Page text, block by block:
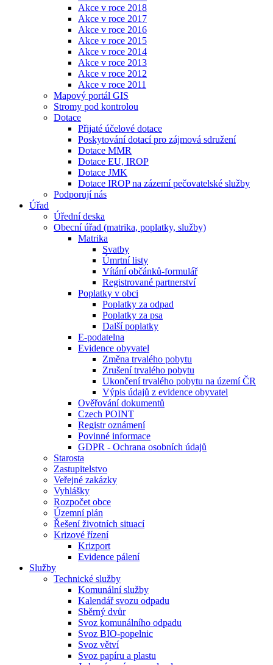
Akce v roce 2018
Akce v roce 2017
Akce v roce 2016
Akce v roce 2015
Akce v roce 2014
Akce v roce 2013
Akce v roce 2012
Akce v roce 2011
Mapový portál GIS
Stromy pod kontrolou
Dotace
Přijaté účelové dotace
Poskytování dotací pro zájmová sdružení
Dotace MMR
Dotace EU, IROP
Dotace JMK
Dotace IROP na zázemí pečovatelské služby
Podporují nás
Úřad
Úřední deska
Obecní úřad (matrika, poplatky, služby)
Matrika
Svatby
Úmrtní listy
Vítání občánků-formulář
Registrované partnerství
Poplatky v obci
Poplatky za odpad
Poplatky za psa
Další poplatky
E-podatelna
Evidence obyvatel
Změna trvalého pobytu
Zrušení trvalého pobytu
Ukončení trvalého pobytu na území ČR
Výpis údajů z evidence obyvatel
Ověřování dokumentů
Czech POINT
Registr oznámení
Povinné informace
GDPR - Ochrana osobních údajů
Starosta
Zastupitelstvo
Veřejné zakázky
Vyhlášky
Rozpočet obce
Územní plán
Řešení životních situací
Krizové řízení
Krizport
Evidence pálení
Služby
Technické služby
Komunální služby
Kalendář svozu odpadu
Sběrný dvůr
Svoz komunálního odpadu
Svoz BIO-popelnic
Svoz větví
Svoz papíru a plastu